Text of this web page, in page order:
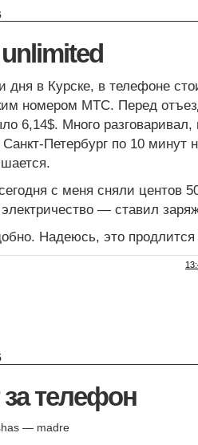
дня в Курске, в телефоне
номером МТС. Перед
6,14$. Много
Петербург по 10 минут
с меня сняли центов
электричество — ставил
Надеюсь, это
за телефон
— madre